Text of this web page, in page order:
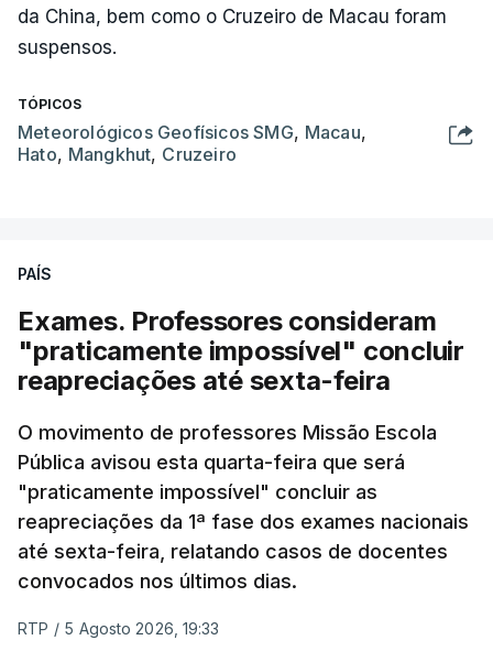
da China, bem como o Cruzeiro de Macau foram
suspensos.
TÓPICOS
Meteorológicos Geofísicos SMG, Macau,
Hato, Mangkhut, Cruzeiro
PAÍS
Exames. Professores consideram
"praticamente impossível" concluir
reapreciações até sexta-feira
O movimento de professores Missão Escola
Pública avisou esta quarta-feira que será
"praticamente impossível" concluir as
reapreciações da 1ª fase dos exames nacionais
até sexta-feira, relatando casos de docentes
convocados nos últimos dias.
RTP / 5 Agosto 2026, 19:33